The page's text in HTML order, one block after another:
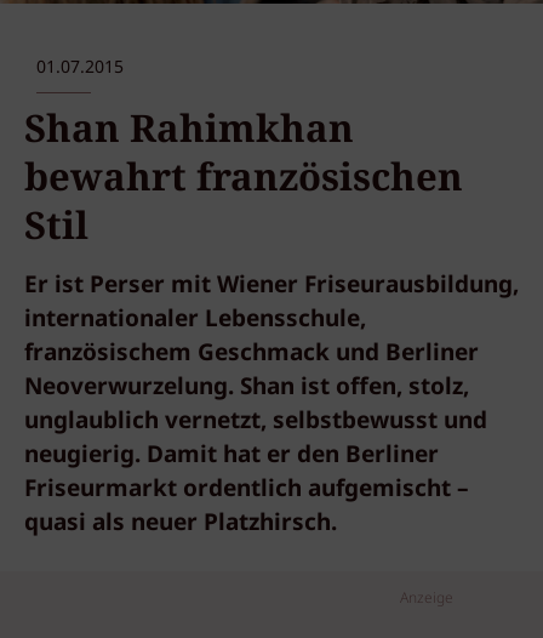
01.07.2015
Shan Rahimkhan
bewahrt französischen
Stil
Er ist Perser mit Wiener Friseurausbildung,
internationaler Lebensschule,
französischem Geschmack und Berliner
Neoverwurzelung. Shan ist offen, stolz,
unglaublich vernetzt, selbstbewusst und
neugierig. Damit hat er den Berliner
Friseurmarkt ordentlich aufgemischt –
quasi als neuer Platzhirsch.
Anzeige